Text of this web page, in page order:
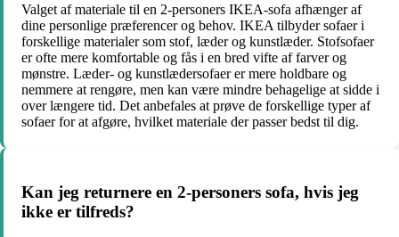
Valget af materiale til en 2-personers IKEA-sofa afhænger af
dine personlige præferencer og behov. IKEA tilbyder sofaer i
forskellige materialer som stof, læder og kunstlæder. Stofsofaer
er ofte mere komfortable og fås i en bred vifte af farver og
mønstre. Læder- og kunstlædersofaer er mere holdbare og
nemmere at rengøre, men kan være mindre behagelige at sidde i
over længere tid. Det anbefales at prøve de forskellige typer af
sofaer for at afgøre, hvilket materiale der passer bedst til dig.
Kan jeg returnere en 2-personers sofa, hvis jeg
ikke er tilfreds?